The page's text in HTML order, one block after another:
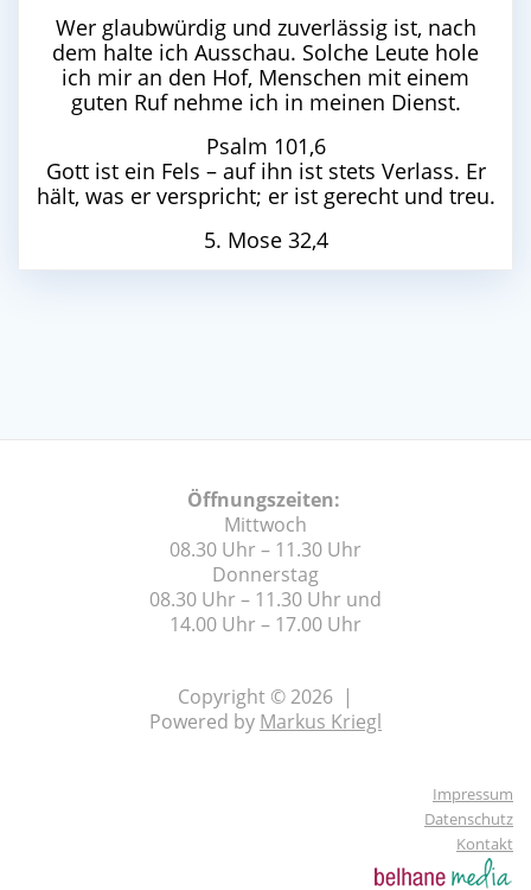
Wer glaubwürdig und zuverlässig ist, nach
dem halte ich Ausschau. Solche Leute hole
ich mir an den Hof, Menschen mit einem
guten Ruf nehme ich in meinen Dienst.
Psalm 101,6
Gott ist ein Fels – auf ihn ist stets Verlass. Er
hält, was er verspricht; er ist gerecht und treu.
5. Mose 32,4
Öffnungszeiten:
Mittwoch
08.30 Uhr – 11.30 Uhr
Donnerstag
08.30 Uhr – 11.30 Uhr und
14.00 Uhr – 17.00 Uhr
Copyright © 2026 |
Powered by Markus Kriegl
Impressum
Datenschutz
Kontakt